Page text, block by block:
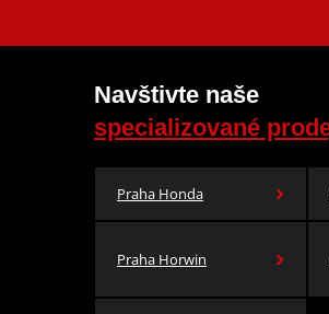
Navštivte naše
specializované
Praha Honda
Praha Horwin